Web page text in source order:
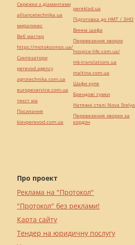
Про проект
Реклама на "Протокол"
"Протокол" без реклами!
Карта сайту
Тендер на юридичну послугу
Сережки з діамантами
alliancetechnika.ua
миралинкс
Веб мастер
https://motokosmos.ua/
Синтезатори
perevod.agency
agrotechnika.com.ua
europeservice.com.ua
текст юа
Посилання
kievperevod.com.ua
pereklad.ua
Підготовка до НМТ / ЗНО
Винна шафа
Перевезення хворих
hospice-life.com.ua/
mk-translations.ua
maltina.com.ua
Шафи купе
Брендові сумки
Натяжні стелі Nova Stelya
Перевезення хворих за
кордон